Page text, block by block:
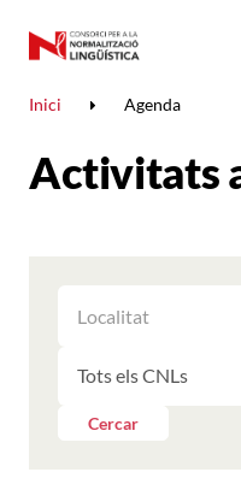
Inici Agenda
Activitats
ELS
RESULTATS
LES
PER
LES
Cercar